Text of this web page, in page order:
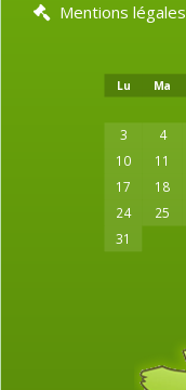
Mentions légales
Lu Ma
3
4
10
11
17 18
24 25
31